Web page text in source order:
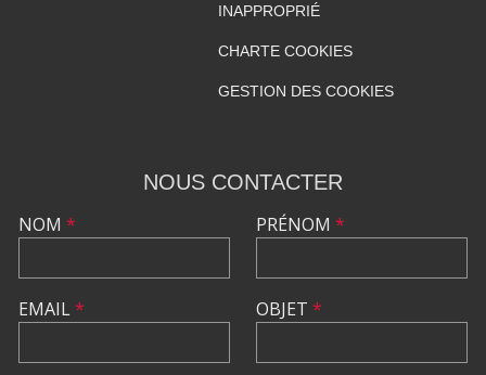
INAPPROPRIÉ
CHARTE COOKIES
GESTION DES COOKIES
NOUS CONTACTER
NOM *
EMAIL*
PRÉNOM *
OBJET *